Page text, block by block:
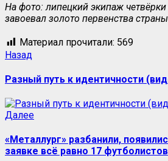
На фото: липецкий экипаж четвёрки
завоевал золото первенства страны
Материал прочитали: 569
Назад
Разный путь к идентичности
Далее
«Металлург» разбанили,
заявке всё равно 17 футболистов